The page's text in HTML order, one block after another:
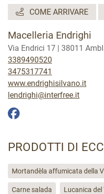
COME ARRIVARE
Macelleria Endrighi
Via Endrici 17 | 38011
3389490520
3475317741
www.endrighisilvano.it
lendrighi@interfree.it
PRODOTTI DI
Mortandèla affumicata della
Carne salada Lucanica del